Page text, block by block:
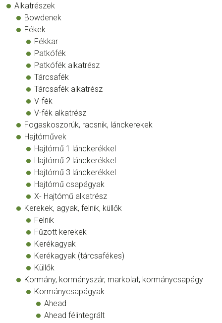
Alkatrészek
Bowdenek
Fékek
Fékkar
Patkófék
Patkófék alkatrész
Tárcsafék
Tárcsafék alkatrész
V-fék
V-fék alkatrész
Fogaskoszorúk, racsnik, lánckerekek
Hajtóművek
Hajtómű 1 lánckerékkel
Hajtómű 2 lánckerékkel
Hajtómű 3 lánckerékkel
Hajtómű csapágyak
X- Hajtómű alkatrész
Kerekek, agyak, felnik, küllők
Felnik
Fűzött kerekek
Kerékagyak
Kerékagyak (tárcsafékes)
Küllők
Kormány, kormányszár, markolat, kormánycsapágy
Kormánycsapágyak
Ahead
Ahead félintegrált